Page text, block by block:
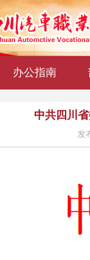
办公指南
中共四川
发